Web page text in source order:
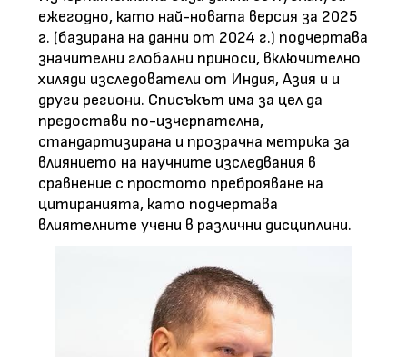
ежегодно, като най-новата версия за 2025
г. (базирана на данни от 2024 г.) подчертава
значителни глобални приноси, включително
хиляди изследователи от Индия, Азия и и
други региони. Списъкът има за цел да
предостави по-изчерпателна,
стандартизирана и прозрачна метрика за
влиянието на научните изследвания в
сравнение с простото преброяване на
цитиранията, като подчертава
влиятелните учени в различни дисциплини.